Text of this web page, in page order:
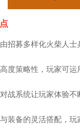
招募多样化火柴人士
度策略性，玩家可运
战系统让玩家体验不
装备的灵活搭配，玩